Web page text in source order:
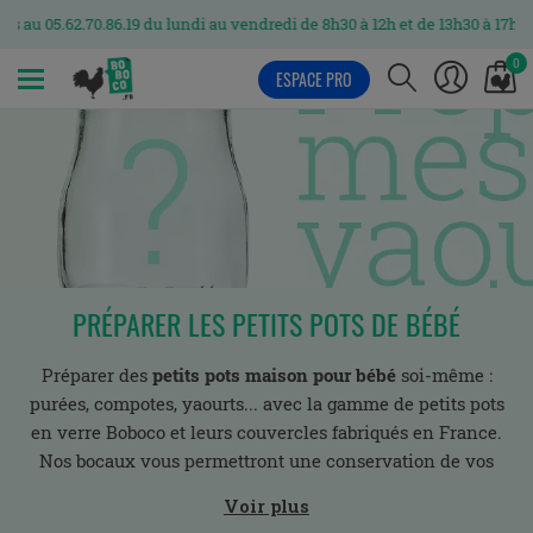
du lundi au vendredi de 8h30 à 12h et de 13h30 à 17h
0
ESPACE PRO
PRÉPARER LES PETITS POTS DE BÉBÉ
Préparer des petits pots maison pour bébésoi-même :
purées, compotes, yaourts... avec la gamme de petits pots
en verre Boboco et leurs couvercles fabriqués en France.
Nos bocaux vous permettront une conservation de vos
Voir plus